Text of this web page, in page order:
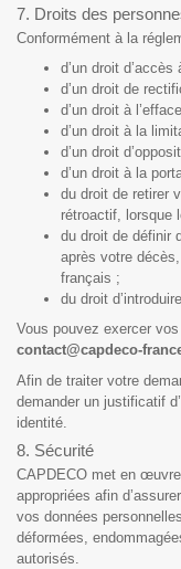
7. Droits des
Conformément à la
d’un droit
d’un droit de
d’un droit à
d’un droit à la
d’un droit
d’un droit à la
du droit de retirer
rétroactif, lorsque
du droit de définir
après votre
français ;
du droit
Vous pouvez exercer
contact@capdeco-
Afin de traiter votre
demander un justificatif
identité.
8. Sécurité
CAPDECO met en
appropriées afin
vos données
déformées,
autorisés.